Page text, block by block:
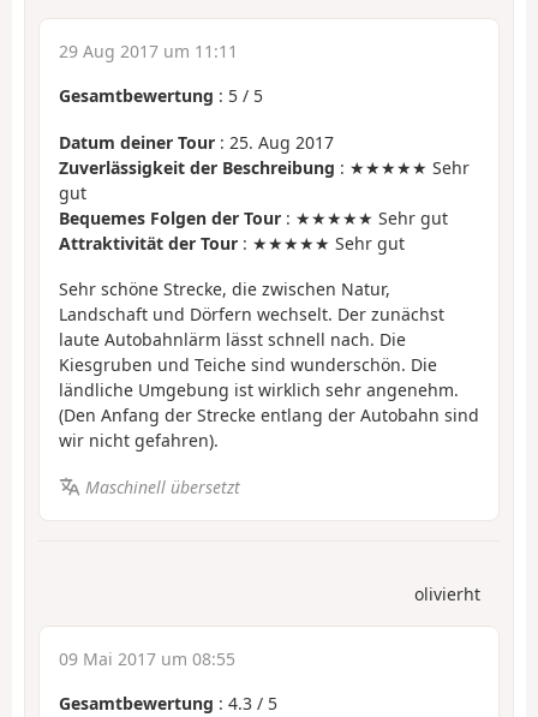
29 Aug 2017 um 11:11
Gesamtbewertung : 5 / 5
Datum deiner Tour : 25. Aug 2017
Zuverlässigkeit der Beschreibung : ★★★★★ Sehr
gut
Bequemes Folgen der Tour : ★★★★★ Sehr gut
Attraktivität der Tour : ★★★★★ Sehr gut
Sehr schöne Strecke, die zwischen Natur,
Landschaft und Dörfern wechselt. Der zunächst
laute Autobahnlärm lässt schnell nach. Die
Kiesgruben und Teiche sind wunderschön. Die
ländliche Umgebung ist wirklich sehr angenehm.
(Den Anfang der Strecke entlang der Autobahn sind
wir nicht gefahren).
Maschinell übersetzt
olivierht
09 Mai 2017 um 08:55
Gesamtbewertung : 4.3 / 5